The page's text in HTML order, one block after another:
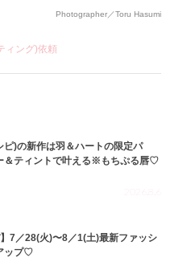
Photographer／Toru Hasumi
ィング)依頼
)の新作は羽＆ハートの限定パ
＆ティントで叶える※もちぷる唇♡
】7／28(火)〜8／1(土)最新ファッシ
ップ♡